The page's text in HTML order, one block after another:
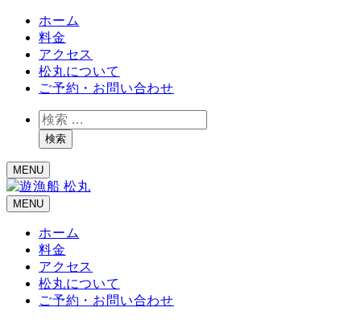
ホーム
料金
アクセス
松丸について
ご予約・お問い合わせ
検
索検索
MENU
MENU
ホーム
料金
アクセス
松丸について
ご予約・お問い合わせ